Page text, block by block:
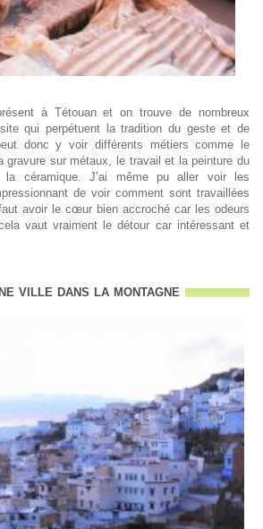
à Tétouan et on trouve de nombreux
qui perpétuent la tradition du geste et de
donc y voir différents métiers comme le
gravure sur métaux, le travail et la peinture du
céramique. J’ai même pu aller voir les
de voir comment sont travaillées
avoir le cœur bien accroché car les odeurs
vaut vraiment le détour car intéressant et
ville dans la montagne